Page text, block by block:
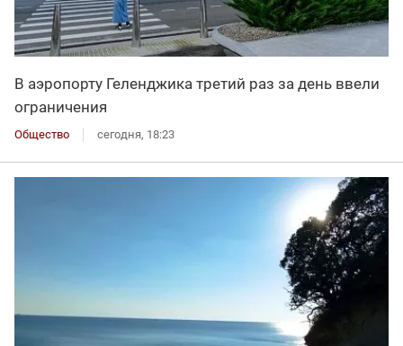
В аэропорту Геленджика третий раз за день ввели
ограничения
Общество сегодня, 18:23